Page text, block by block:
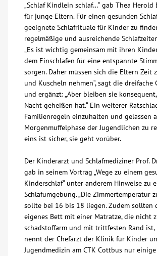
Glossar
Suche
Kontakt
AWO BB Süd
„Schlaf Kindlein schlaf…“ gab Thea Herold
für junge Eltern. Für einen gesunden
geeignete Schlafrituale für Kinder zu
regelmäßige und ausreichende
„Es ist wichtig gemeinsam mit ihren
dem Einschlafen für eine entspannte
sorgen. Daher müssen sich die Eltern Zeit
und Kuscheln nehmen“, sagt die dreifache
und ergänzt: „Aber bleiben sie
Nacht geheißen hat.“ Ein weiterer
Familienregeln einzuhalten und gelassen
Morgenmuffelphase der Jugendlichen zu
eins ist sicher, sie geht vorüber.
Der Kinderarzt und Schlafmediziner Prof.
gab in seinem Vortrag „Wege zu einem
Kinderschlaf“ unter anderem Hinweise zu
Schlafumgebung. „Die Zimmertemperatur
sollte bei 16 bis 18 liegen. Zudem sollten
eigenes Bett mit einer Matratze, die nicht
schadstoffarm und mit trittfesten Rand ist,
nennt der Chefarzt der Klinik für Kinder
Jugendmedizin am CTK Cottbus nur